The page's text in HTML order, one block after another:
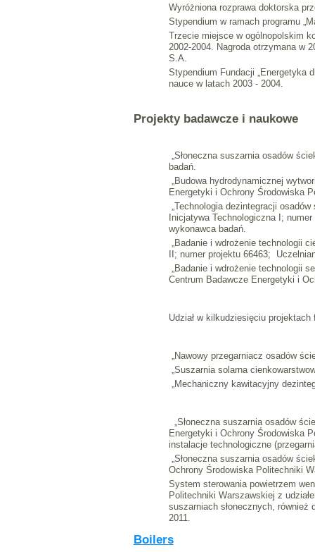
Wyróżniona rozprawa doktorska
Stypendium w ramach programu
Trzecie miejsce w ogólnopolskim
2002-2004. Nagroda otrzymana w
S.A.
Stypendium Fundacji „Energetyka
nauce w latach 2003 - 2004.
Projekty badawcze i naukowe
„Słoneczna suszarnia osadów
badań.
„Budowa hydrodynamicznej
Energetyki i Ochrony Środowiska
„Technologia dezintegracji
Inicjatywa Technologiczna I;
wykonawca badań.
„Badanie i wdrożenie technologii
II; numer projektu 66463;
„Badanie i wdrożenie technologii
Centrum Badawcze Energetyki i
Udział w kilkudziesięciu
„Nawowy przegarniacz osadów
„Suszarnia solarna
„Mechaniczny kawitacyjny
„Słoneczna suszarnia osadów
Energetyki i Ochrony Środowiska
instalacje technologiczne
„Słoneczna suszarnia osadów
Ochrony Środowiska Politechniki
System sterowania powietrzem
Politechniki Warszawskiej z
suszarniach słonecznych, również
2011.
Boilers